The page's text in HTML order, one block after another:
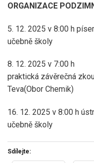
ORGANIZACE
5. 12. 2025 v 8:00 h
učebně školy
8. 12. 2025 v 7:00 h
praktická závěrečná
Teva(Obor Chemik)
16. 12. 2025 v 8:00 h
učebně školy
Sdílejte: